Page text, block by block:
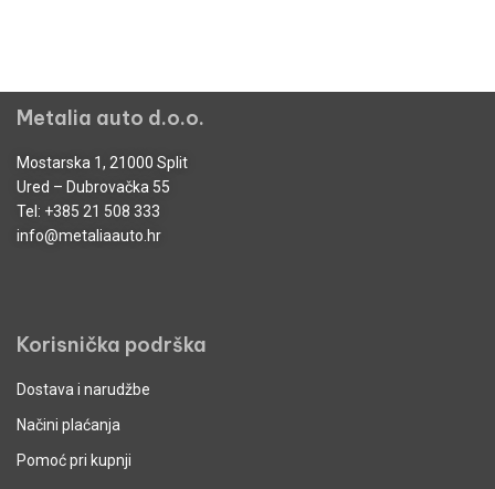
Metalia auto d.o.o.
Mostarska 1, 21000 Split
Ured – Dubrovačka 55
Tel: +385 21 508 333
info@metaliaauto.hr
Korisnička podrška
Dostava i narudžbe
Načini plaćanja
Pomoć pri kupnji